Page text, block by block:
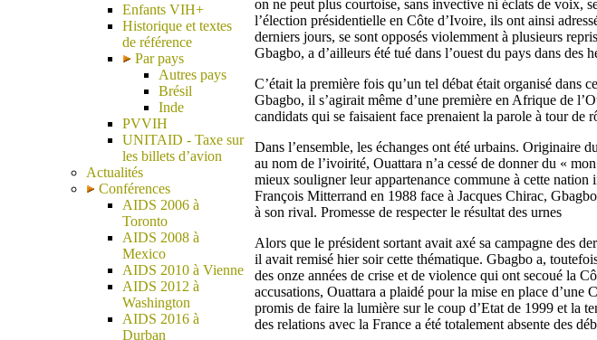
Enfants VIH+
Historique et textes
de référence
Par pays
Autres pays
Brésil
Inde
PVVIH
UNITAID - Taxe sur
les billets d’avion
Actualités
Conférences
AIDS 2006 à
Toronto
AIDS 2008 à
Mexico
AIDS 2010 à Vienne
AIDS 2012 à
Washington
AIDS 2016 à
Durban
on ne peut plus courtoise, sans invective ni éclats de voix,
l’élection présidentielle en Côte d’Ivoire, ils ont ainsi
derniers jours, se sont opposés violemment à plusieurs
Gbagbo, a d’ailleurs été tué dans l’ouest du pays dans des
C’était la première fois qu’un tel débat était organisé dans
Gbagbo, il s’agirait même d’une première en Afrique de
candidats qui se faisaient face prenaient la parole à tour de
Dans l’ensemble, les échanges ont été urbains. Originaire
au nom de l’ivoirité, Ouattara n’a cessé de donner du «
mieux souligner leur appartenance commune à cette nation
François Mitterrand en 1988 face à Jacques Chirac,
à son rival. Promesse de respecter le résultat des urnes
Alors que le président sortant avait axé sa campagne des
il avait remisé hier soir cette thématique. Gbagbo a,
des onze années de crise et de violence qui ont secoué la
accusations, Ouattara a plaidé pour la mise en place
promis de faire la lumière sur le coup d’Etat de 1999 et la
des relations avec la France a été totalement absente des